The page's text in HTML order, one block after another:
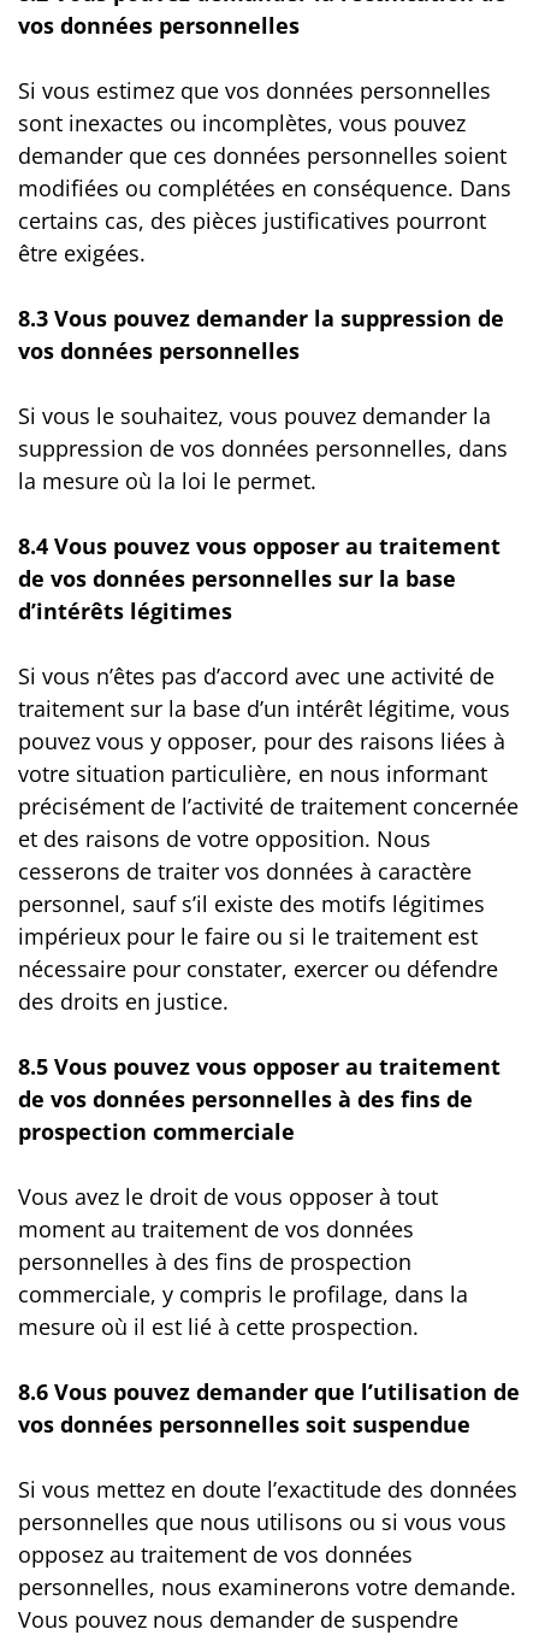
vos données personnelles
Si vous estimez que vos données personnelles
sont inexactes ou incomplètes, vous pouvez
demander que ces données personnelles soient
modifiées ou complétées en conséquence. Dans
certains cas, des pièces justificatives pourront
être exigées.
8.3 Vous pouvez demander la suppression de
vos données personnelles
Si vous le souhaitez, vous pouvez demander la
suppression de vos données personnelles, dans
la mesure où la loi le permet.
8.4 Vous pouvez vous opposer au traitement
de vos données personnelles sur la base
d’intérêts légitimes
Si vous n’êtes pas d’accord avec une activité de
traitement sur la base d’un intérêt légitime, vous
pouvez vous y opposer, pour des raisons liées à
votre situation particulière, en nous informant
précisément de l’activité de traitement concernée
et des raisons de votre opposition. Nous
cesserons de traiter vos données à caractère
personnel, sauf s’il existe des motifs légitimes
impérieux pour le faire ou si le traitement est
nécessaire pour constater, exercer ou défendre
des droits en justice.
8.5 Vous pouvez vous opposer au traitement
de vos données personnelles à des fins de
prospection commerciale
Vous avez le droit de vous opposer à tout
moment au traitement de vos données
personnelles à des fins de prospection
commerciale, y compris le profilage, dans la
mesure où il est lié à cette prospection.
8.6 Vous pouvez demander que l’utilisation de
vos données personnelles soit suspendue
Si vous mettez en doute l’exactitude des données
personnelles que nous utilisons ou si vous vous
opposez au traitement de vos données
personnelles, nous examinerons votre demande.
Vous pouvez nous demander de suspendre